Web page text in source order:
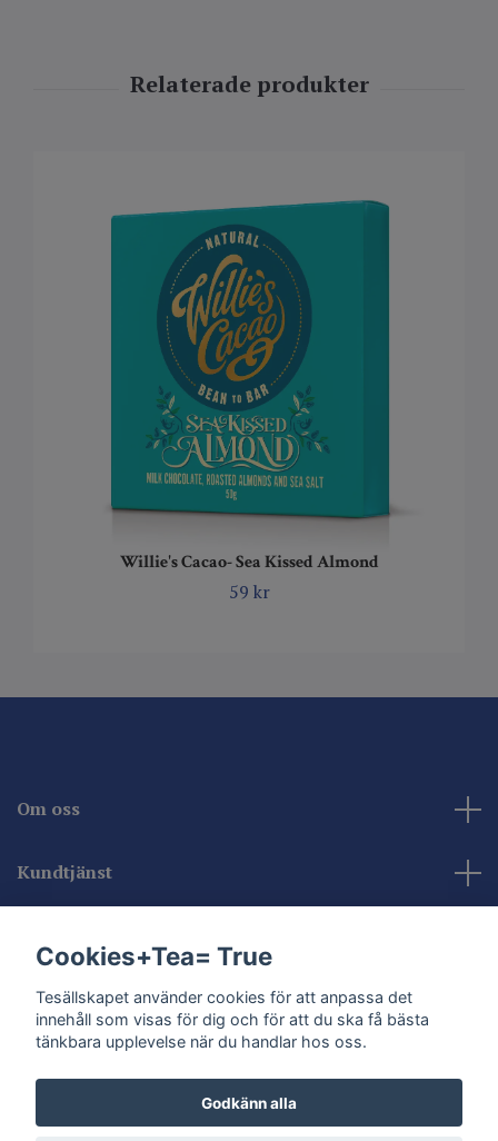
Willie's Cacao- Sea Kissed Almond
59 kr
Om oss
Kundtjänst
Sociala medier
Cookies+Tea= True
Tesällskapet använder cookies för att anpassa det
innehåll som visas för dig och för att du ska få bästa
tänkbara upplevelse när du handlar hos oss.
Godkänn alla